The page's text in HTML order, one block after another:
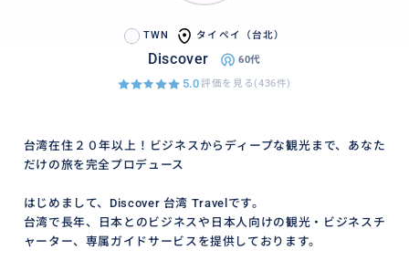
TWN タイペイ（台北）
Discover 60代
5.0評価を見る(436件)
台湾在住２０年以上！ビジネスからディープな観光まで、あなた
だけの旅を完全プロデュース
はじめまして、Discover 台湾 Travelです。
台湾で長年、日本とのビジネスや日本人向けの観光・ビジネスチ
ャーター、専属ガイドサービスを提供しております。